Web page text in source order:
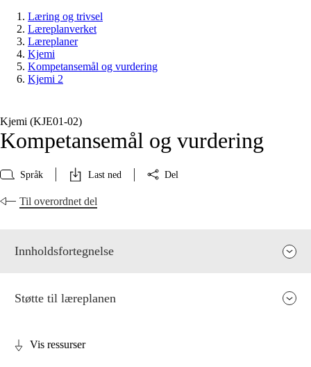
Læring og trivsel
Læreplanverket
Læreplaner
Kjemi
Kompetansemål og vurdering
Kjemi 2
Kjemi (KJE01‑02)
Kompetansemål og vurdering
Språk Last ned Del
Til overordnet del
Innholdsfortegnelse
Støtte til læreplanen
Vis ressurser